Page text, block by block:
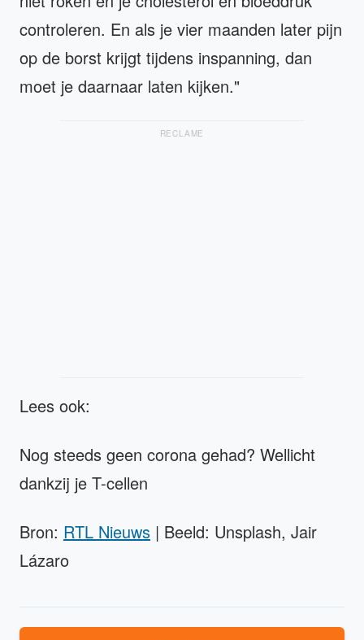
controleren. En als je vier maanden later pijn
op de borst krijgt tijdens inspanning, dan
moet je daarnaar laten kijken."
RECLAME
Lees ook:
Nog steeds geen corona gehad? Wellicht
dankzij je T-cellen
Bron: RTL Nieuws | Beeld: Unsplash, Jair
Lázaro